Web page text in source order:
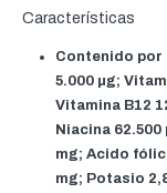
Características
Contenido por
5.000 µg;
Vitamina B12
Niacina 62.500
mg; Acido
mg; Potasio